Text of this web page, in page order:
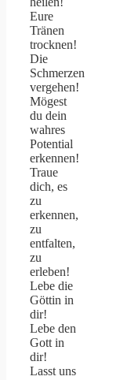
Eure
Tränen
trocknen!
Die
Schmerzen
vergehen!
Mögest
du dein
wahres
Potential
erkennen!
Traue
dich, es
zu
erkennen,
zu
entfalten,
zu
erleben!
Lebe die
Göttin in
dir!
Lebe den
Gott in
dir!
Lasst uns